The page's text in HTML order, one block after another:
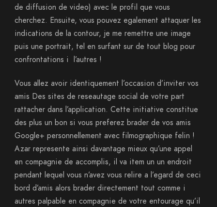
de diffusion de video) avec le profil que vous
cherchez. Ensuite, vous pouvez egalement attaquer les
indications de la contour, je me remettre une image
puis une portrait, tel en surfant sur de tout blog pour
confrontations i l’autres !
Vous allez avoir identiquement l’occasion d’inviter vos
amis Des sites de reseautage social de votre part
rattacher dans l’application. Cette initiative constitue
des plus un bon si vous preferez brader de vos amis
Google+ personnellement avec filmographique felin !
Azar represente ainsi davantage mieux qu’une appel
en compagnie de accomplis, il va item un un endroit
pendant lequel vous n’avez vous relire a l’egard de ceci
bord d’amis alors brader directement tout comme i
autres palpable en compagnie de votre entourage qu’il